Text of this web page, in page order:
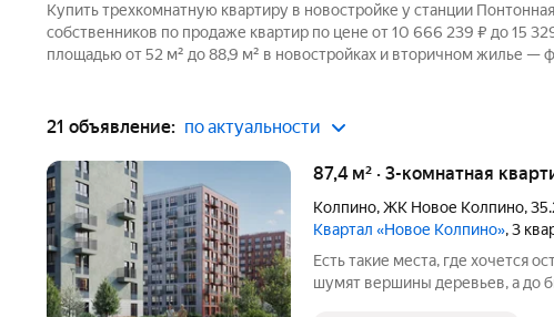
Купить трехкомнатную квартиру в новостройке у станции
собственников по продаже квартир по цене от 10 666 239 ₽ до 15
площадью от 52 м² до 88,9 м² в новостройках и вторичном жилье —
21 объявление: по актуальности
87,4 м² · 3-комнатная
Колпино,ЖК Новое Колпино,
Квартал «Новое Колпино», 3
Есть такие места, где хочется
шумят вершины деревьев, а до